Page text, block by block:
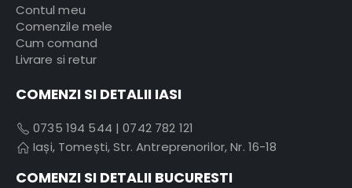
Contul meu
Comenzile mele
Cum comand
Livrare si retur
COMENZI SI DETALII IASI
0735 194 544 |0742 782 121
Iași, Tomești, Str. Antreprenorilor, Nr. 16-18
COMENZI SI DETALII BUCURESTI